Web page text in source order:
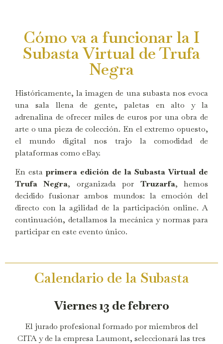
Cómo va a funcionar la I
Subasta Virtual de Trufa
Negra
Históricamente, la imagen de una subasta nos evoca
una sala llena de gente, paletas en alto y la
adrenalina de ofrecer miles de euros por una obra de
arte o una pieza de colección. En el extremo opuesto,
el mundo digital nos trajo la comodidad de
plataformas como eBay.
En esta primera edición de la Subasta Virtual de
Trufa Negra, organizada por Truzarfa, hemos
decidido fusionar ambos mundos: la emoción del
directo con la agilidad de la participación online. A
continuación, detallamos la mecánica y normas para
participar en este evento único.
Calendario de la Subasta
Viernes 13 de febrero
El jurado profesional formado por miembros del
CITA y de la empresa Laumont, seleccionará las tres